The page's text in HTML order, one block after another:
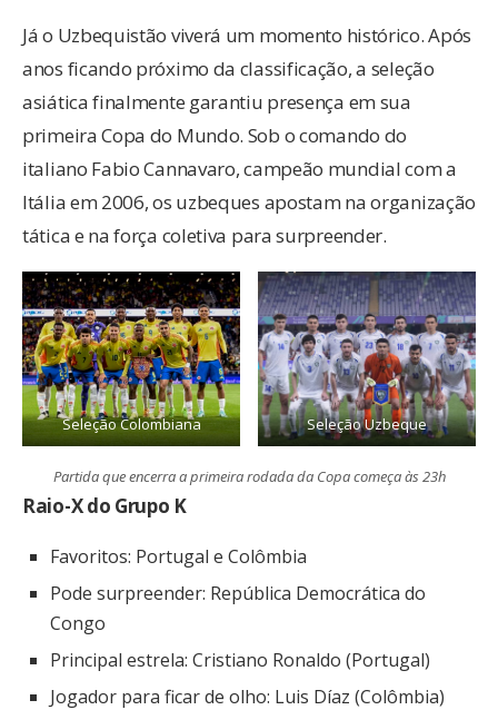
Já o Uzbequistão viverá um momento histórico. Após
anos ficando próximo da classificação, a seleção
asiática finalmente garantiu presença em sua
primeira Copa do Mundo. Sob o comando do
italiano Fabio Cannavaro, campeão mundial com a
Itália em 2006, os uzbeques apostam na organização
tática e na força coletiva para surpreender.
Seleção Colombiana Seleção Uzbeque
Partida que encerra a primeira rodada da Copa começa às 23h
Raio-X do Grupo K
Favoritos: Portugal e Colômbia
Pode surpreender: República Democrática do
Congo
Principal estrela: Cristiano Ronaldo (Portugal)
Jogador para ficar de olho: Luis Díaz (Colômbia)